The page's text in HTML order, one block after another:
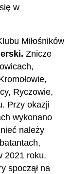
w
Miłośników
Znicze
Ryczowie,
Przy okazji
wykonano
należy
2021 roku.
spoczął na